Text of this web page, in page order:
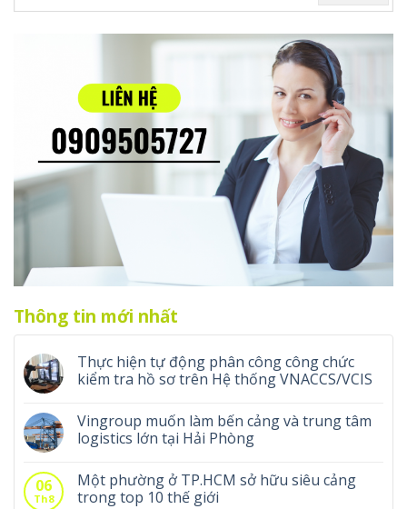
Thông tin mới nhất
Thực hiện tự động phân công công chức
kiểm tra hồ sơ trên Hệ thống VNACCS/VCIS
Vingroup muốn làm bến cảng và trung tâm
logistics lớn tại Hải Phòng
06
Th8
Một phường ở TP.HCM sở hữu siêu cảng
trong top 10 thế giới